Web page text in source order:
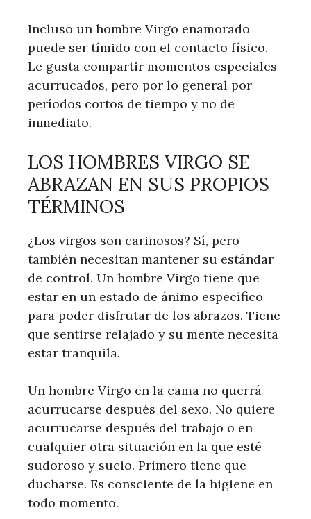
Incluso un hombre Virgo enamorado
puede ser tímido con el contacto físico.
Le gusta compartir momentos especiales
acurrucados, pero por lo general por
períodos cortos de tiempo y no de
inmediato.
LOS HOMBRES VIRGO SE
ABRAZAN EN SUS PROPIOS
TÉRMINOS
¿Los virgos son cariñosos? Sí, pero
también necesitan mantener su estándar
de control. Un hombre Virgo tiene que
estar en un estado de ánimo específico
para poder disfrutar de los abrazos. Tiene
que sentirse relajado y su mente necesita
estar tranquila.
Un hombre Virgo en la cama no querrá
acurrucarse después del sexo. No quiere
acurrucarse después del trabajo o en
cualquier otra situación en la que esté
sudoroso y sucio. Primero tiene que
ducharse. Es consciente de la higiene en
todo momento.